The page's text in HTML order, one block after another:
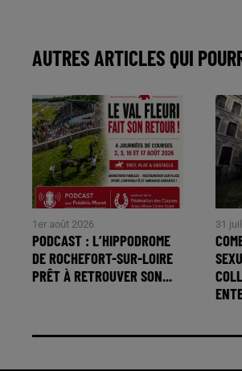
AUTRES ARTICLES QUI
1er août 2026
PODCAST : L’HIPPODROME
DE ROCHEFORT-SUR-LOIRE
PRÊT À RETROUVER SON...
31